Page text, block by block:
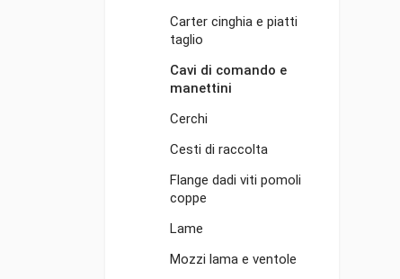
Carter cinghia e piatti
taglio
Cavi di comando e
manettini
Cerchi
Cesti di raccolta
Flange dadi viti pomoli
coppe
Lame
Mozzi lama e ventole